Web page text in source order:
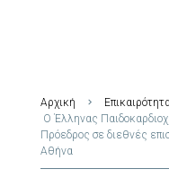
Αρχική
Επικαιρότητα
Ο Έλληνας
Πρόεδρος σε διεθνές
Αθήνα